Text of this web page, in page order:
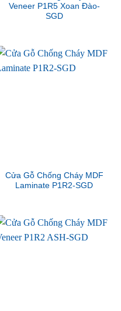
Veneer P1R5 Xoan Đào-
SGD
Cửa Gỗ Chống Cháy MDF
Laminate P1R2-SGD